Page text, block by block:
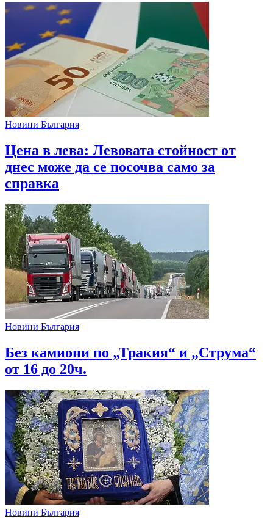
Новини България
Цена в лева: Левовата стойност от
днес може да се посочва само за
справка
Новини България
Без камиони по „Тракия“ и „Струма“
от 16 до 20ч.
Новини България